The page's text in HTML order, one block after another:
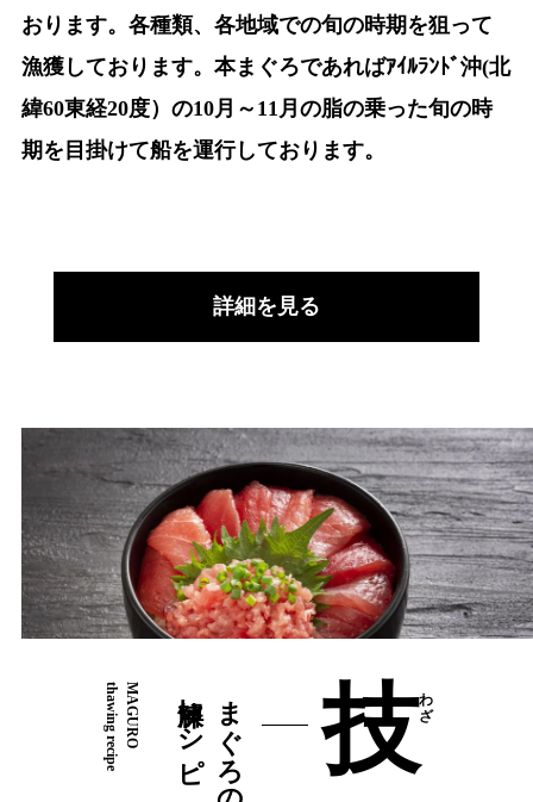
おります。各種類、各地域での旬の時期を狙って
漁獲しております。本まぐろであればｱｲﾙﾗﾝﾄﾞ沖(北
緯60東経20度）の10月～11月の脂の乗った旬の時
期を目掛けて船を運行しております。
詳細を見る
わざ
技
まぐろの
解凍レシピ
MAGURO
thawing recipe